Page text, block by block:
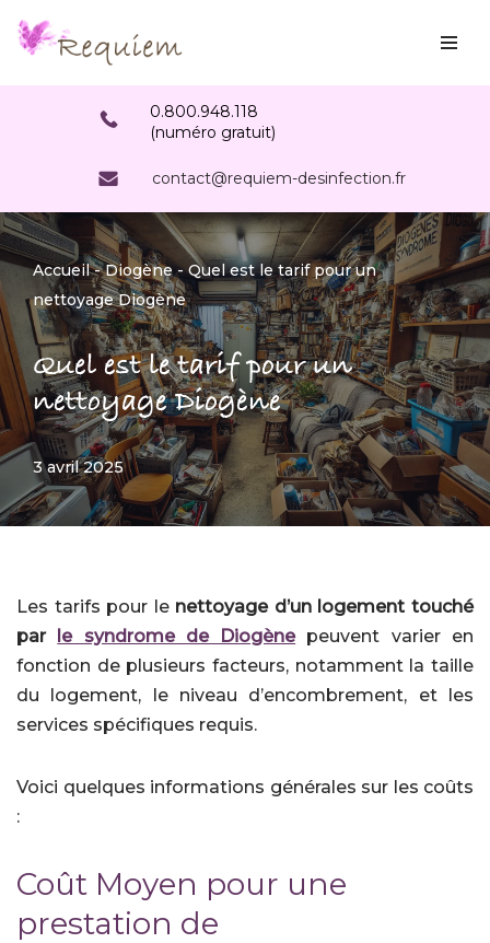
Aller
au
0.800.948.118
(numéro gratuit)
contact@requiem-desinfection.fr
Accueil-Diogène-Quel est le tarif pour un
nettoyage Diogène
Quel est le tarif pour un
nettoyage Diogène
3 avril 2025
Les tarifs pour le nettoyage d’un logement touché
par le syndrome de Diogène peuvent varier en
fonction de plusieurs facteurs, notamment la taille
du logement, le niveau d’encombrement, et les
services spécifiques requis.
Voici quelques informations générales sur les coûts
:
Coût Moyen pour une
prestation de